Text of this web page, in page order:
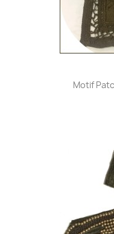
Motif